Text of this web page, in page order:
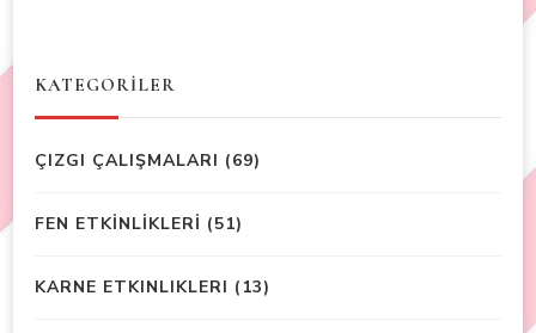
KATEGORİLER
ÇIZGI ÇALIŞMALARI (69)
FEN ETKİNLİKLERİ (51)
KARNE ETKINLIKLERI (13)